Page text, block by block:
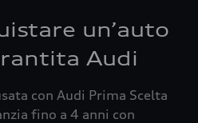
un’auto
Audi
con Audi Prima Scelta
fino a 4 anni con